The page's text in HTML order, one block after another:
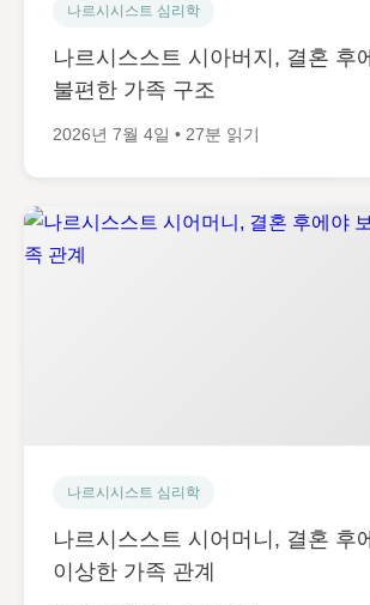
나르시시스트 심리학
나르시스스트 시아버지, 결혼 후
불편한 가족 구조
2026년 7월 4일 • 27분 읽기
나르시시스트 심리학
나르시스스트 시어머니, 결혼 후
이상한 가족 관계